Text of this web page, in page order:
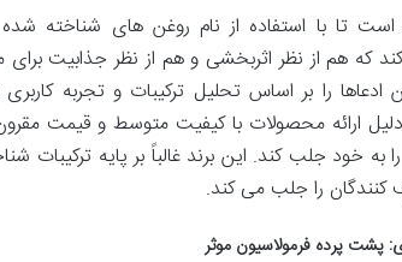
تا با استفاده از نام روغن های شناخته شده و
که هم از نظر اثربخشی و هم از نظر جذابیت
را بر اساس تحلیل ترکیبات و تجربه کاربری
به دلیل ارائه محصولات با کیفیت متوسط و قیمت
خود جلب کند. این برند غالباً بر پایه ترکیبات
را جلب می کند.
پشت پرده فرمولاسیون موثر